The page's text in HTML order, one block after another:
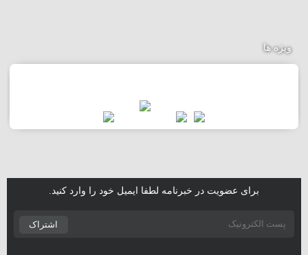
ویژه ها
برای عضویت در خبرنامه لطفا ایمیل خود را وارد کنید.
اشتراک